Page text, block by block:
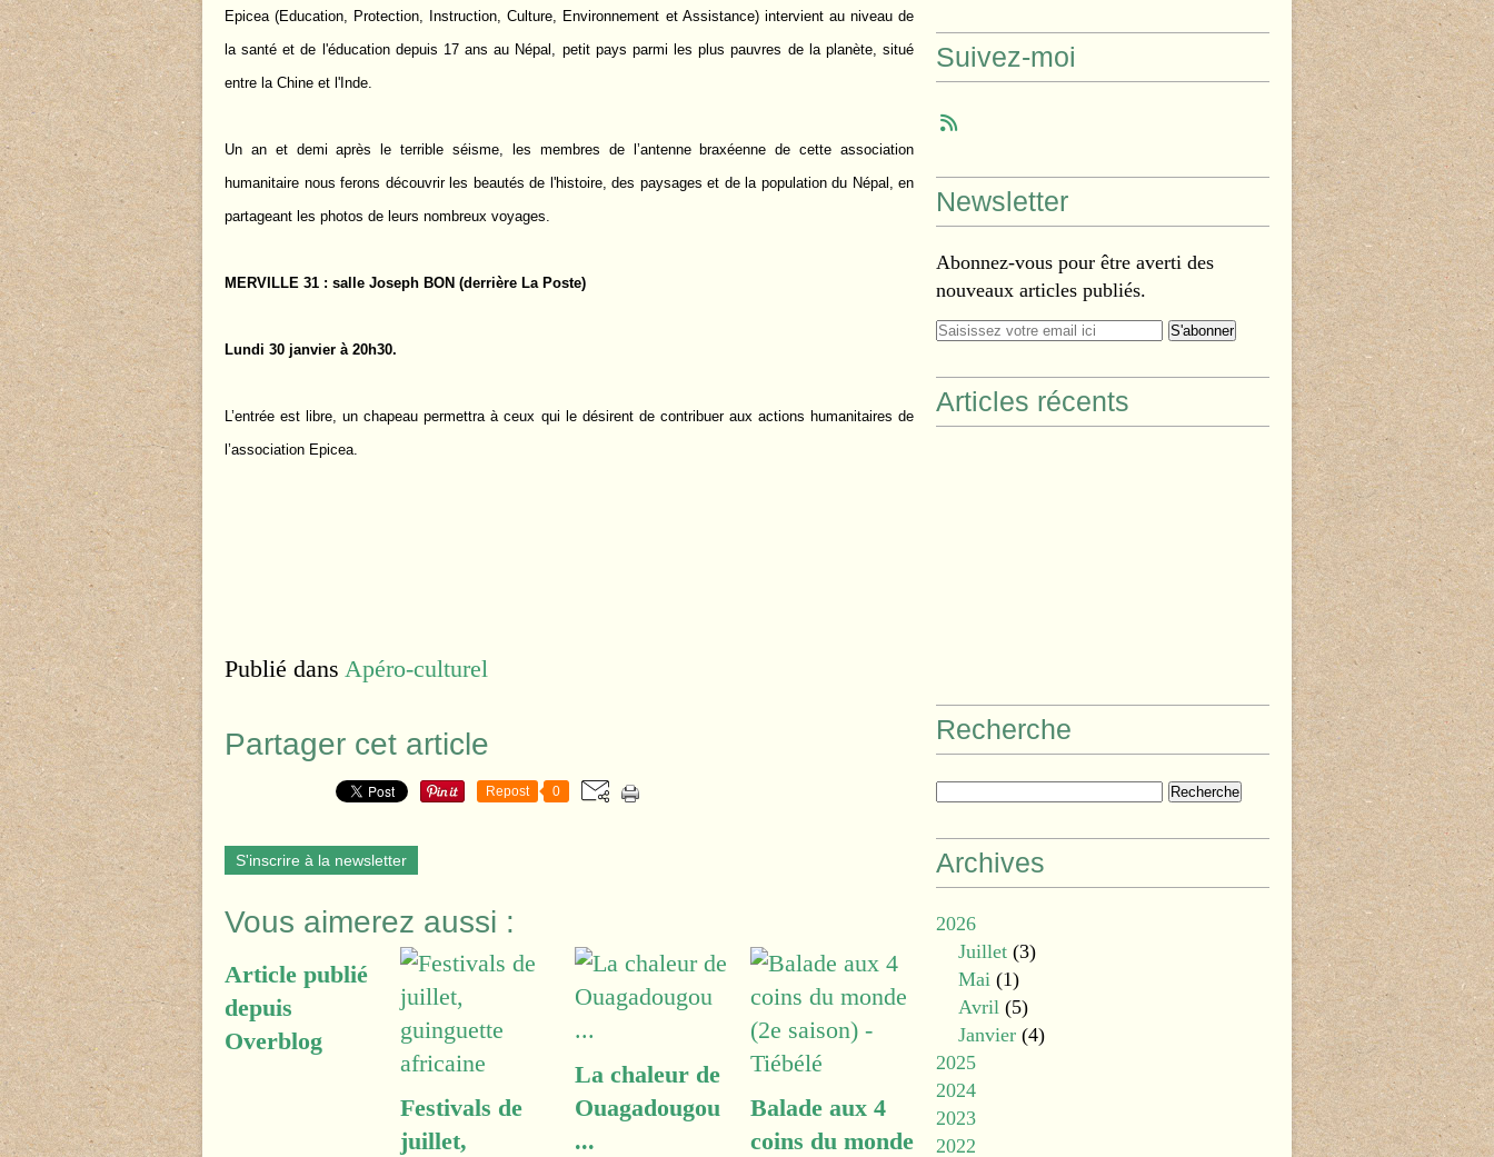
Epicea (Education, Protection, Instruction, Culture, Environnement et Assistance) intervient au niveau de
la santé et de l'éducation depuis 17 ans au Népal, petit pays parmi les plus pauvres de la planète, situé
entre la Chine et l'Inde.
Un an et demi après le terrible séisme, les membres de l’antenne braxéenne de cette association
humanitaire nous ferons découvrir les beautés de l'histoire, des paysages et de la population du Népal, en
partageant les photos de leurs nombreux voyages.
MERVILLE 31 : salle Joseph BON (derrière La Poste)
Lundi 30 janvier à 20h30.
L’entrée est libre, un chapeau permettra à ceux qui le désirent de contribuer aux actions humanitaires de
l’association Epicea.
Publié dans Apéro-culturel
Partager cet article
Repost 0
S'inscrire à la newsletter
Vous aimerez aussi :
Article publié
depuis
Overblog
Festivals de
juillet,
La chaleur de
Ouagadougou
...
Balade aux 4
coins du monde
Suivez-moi
Newsletter
Abonnez-vous pour être averti des
nouveaux articles publiés.
Articles récents
Recherche
Archives
2026
Juillet (3)
Mai (1)
Avril (5)
Janvier (4)
2025
2024
2023
2022